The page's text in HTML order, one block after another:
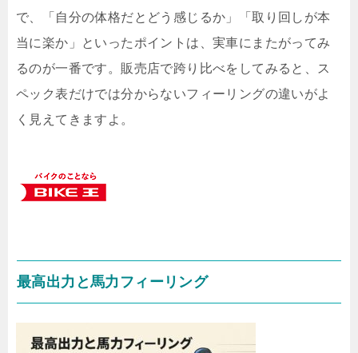
で、「自分の体格だとどう感じるか」「取り回しが本
当に楽か」といったポイントは、実車にまたがってみ
るのが一番です。販売店で跨り比べをしてみると、ス
ペック表だけでは分からないフィーリングの違いがよ
く見えてきますよ。
最高出力と馬力フィーリング